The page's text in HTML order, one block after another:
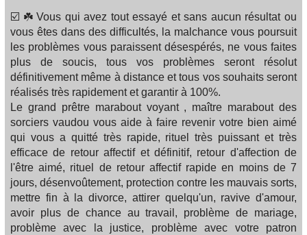
☑️ ☘️ Vous qui avez tout essayé et sans aucun résultat ou
vous êtes dans des difficultés, la malchance vous poursuit
les problèmes vous paraissent désespérés, ne vous faites
plus de soucis, tous vos problèmes seront résolut
définitivement même à distance et tous vos souhaits seront
réalisés très rapidement et garantir à 100%.
Le grand prêtre marabout voyant , maître marabout des
sorciers vaudou vous aide à faire revenir votre bien aimé
qui vous a quitté très rapide, rituel très puissant et très
efficace de retour affectif et définitif, retour d'affection de
l'être aimé, rituel de retour affectif rapide en moins de 7
jours, désenvoûtement, protection contre les mauvais sorts,
mettre fin à la divorce, attirer quelqu'un, ravive d'amour,
avoir plus de chance au travail, problème de mariage,
problème avec la justice, problème avec votre patron